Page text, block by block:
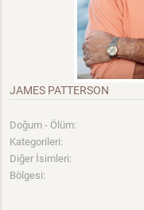
JAMES PATTERSON
Doğum - Ölüm:
Kategorileri:
Diğer İsimleri:
Bölgesi: